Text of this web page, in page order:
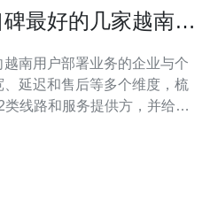
最好的几家越南
南用户部署业务的企业与个
延迟和售后等多个维度，梳
线路和服务提供方，并给出